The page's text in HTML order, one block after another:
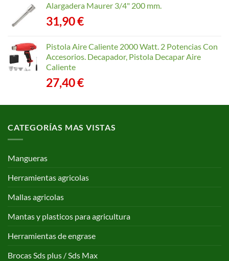
Alargadera Maurer 3/4" 200 mm.
31,90€
Pistola Aire Caliente 2000 Watt. 2 Potencias Con
Accesorios. Decapador, Pistola Decapar Aire
Caliente
27,40€
CATEGORÍAS MAS VISTAS
Mangueras
Herramientas agricolas
Mallas agricolas
Mantas y plasticos para agricultura
Herramientas de engrase
Brocas Sds plus / Sds Max